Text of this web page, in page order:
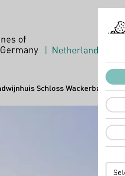
Schloss Wackerbarth